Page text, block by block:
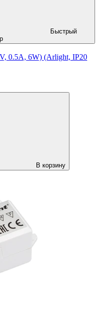
Быстрый
0.5A, 6W) (Arlight, IP20
В корзину